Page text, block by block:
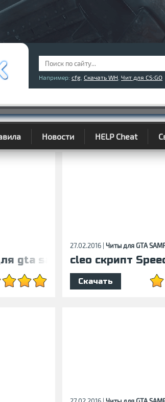
Например: cfg Скачать WH Чит для CS:GO
Новости HELP Cheat
gta samp 0.3.7
27.02.2016 | Читы для GTA
cleo скрипт
Скачать